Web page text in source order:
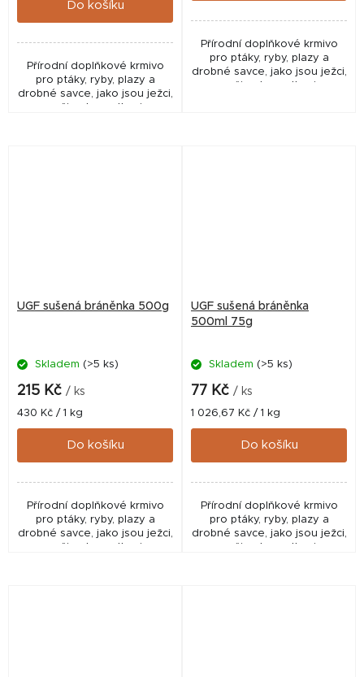
Do košíku
Přírodní doplňkové krmivo
pro ptáky, ryby, plazy a
drobné savce, jako jsou ježci,
Přírodní doplňkové krmivo
pro ptáky, ryby, plazy a
drobné savce, jako jsou ježci,
UGF sušená bráněnka 500g
Skladem (>5 ks)
215 Kč / ks
Měrná
cena:
430 Kč / 1 kg
Do košíku
Přírodní doplňkové krmivo
pro ptáky, ryby, plazy a
drobné savce, jako jsou ježci,
UGF sušená bráněnka
500ml 75g
Skladem (>5 ks)
77 Kč / ks
Měrná
cena:
1 026,67 Kč / 1 kg
Do košíku
Přírodní doplňkové krmivo
pro ptáky, ryby, plazy a
drobné savce, jako jsou ježci,